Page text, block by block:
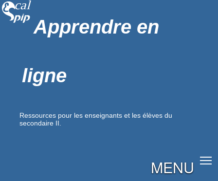
Apprendre en
ligne
Ressources pour les enseignants et les élèves du
secondaire II.
MENU